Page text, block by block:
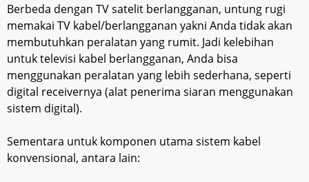
Berbeda dengan TV satelit berlangganan, untung rugi
memakai TV kabel/berlangganan yakni Anda tidak akan
membutuhkan peralatan yang rumit. Jadi kelebihan
untuk televisi kabel berlangganan, Anda bisa
menggunakan peralatan yang lebih sederhana, seperti
digital receivernya (alat penerima siaran menggunakan
sistem digital).
Sementara untuk komponen utama sistem kabel
konvensional, antara lain: